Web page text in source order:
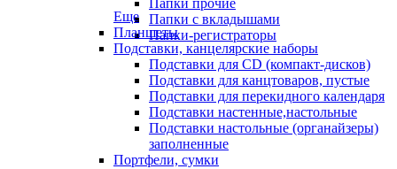
Папки прочие
Папки с вкладышами
Папки-регистраторы
Еще
Планшеты
Подставки, канцелярские наборы
Подставки для CD (компакт-дисков)
Подставки для канцтоваров, пустые
Подставки для перекидного календаря
Подставки настенные,настольные
Подставки настольные (органайзеры)
заполненные
Портфели, сумки